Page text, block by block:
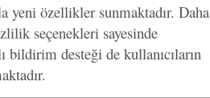
yeni özellikler sunmaktadır. Daha
seçenekleri sayesinde
bildirim desteği de kullanıcıların